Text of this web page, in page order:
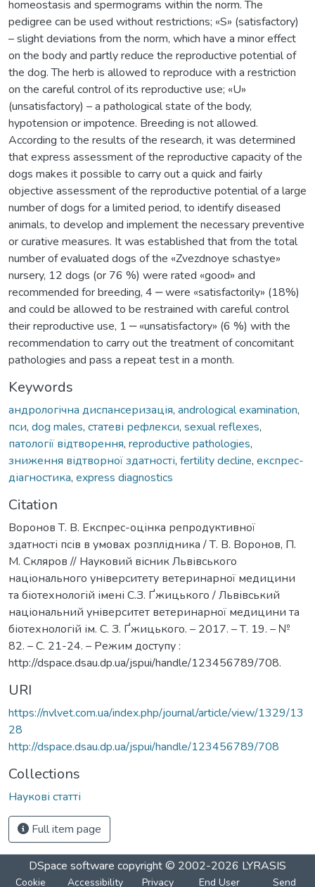
homeostasis and spermograms within the norm. The
pedigree can be used without restrictions; «S» (satisfactory)
– slight deviations from the norm, which have a minor effect
on the body and partly reduce the reproductive potential of
the dog. The herb is allowed to reproduce with a restriction
on the careful control of its reproductive use; «U»
(unsatisfactory) – a pathological state of the body,
hypotension or impotence. Breeding is not allowed.
According to the results of the research, it was determined
that express assessment of the reproductive capacity of the
dogs makes it possible to carry out a quick and fairly
objective assessment of the reproductive potential of a large
number of dogs for a limited period, to identify diseased
animals, to develop and implement the necessary preventive
or curative measures. It was established that from the total
number of evaluated dogs of the «Zvezdnoye schastye»
nursery, 12 dogs (or 76 %) were rated «good» and
recommended for breeding, 4 ‒ were «satisfactorily» (18%)
and could be allowed to be restrained with careful control
their reproductive use, 1 ‒ «unsatisfactory» (6 %) with the
recommendation to carry out the treatment of concomitant
pathologies and pass a repeat test in a month.
Keywords
андрологічна диспансеризація, andrological examination,
пси, dog males, статеві рефлекси, sexual reflexes,
патології відтворення, reproductive pathologies,
зниження відтворної здатності, fertility decline, експрес-
діагностика, express diagnostics
Citation
Воронов Т. В. Експрес-оцінка репродуктивної
здатності псів в умовах розплідника / Т. В. Воронов, П.
М. Скляров // Науковий вісник Львівського
національного університету ветеринарної медицини
та біотехнологій імені С.З. Ґжицького / Львівський
національний університет ветеринарної медицини та
біотехнологій ім. С. З. Ґжицького. – 2017. – Т. 19. – №
82. – С. 21-24. – Режим доступу :
http://dspace.dsau.dp.ua/jspui/handle/123456789/708.
URI
https://nvlvet.com.ua/index.php/journal/article/view/1329/13
28
http://dspace.dsau.dp.ua/jspui/handle/123456789/708
Collections
Наукові статті
Full item page
DSpace software copyright © 2002-2026 LYRASIS
Cookie Accessibility Privacy End User Send